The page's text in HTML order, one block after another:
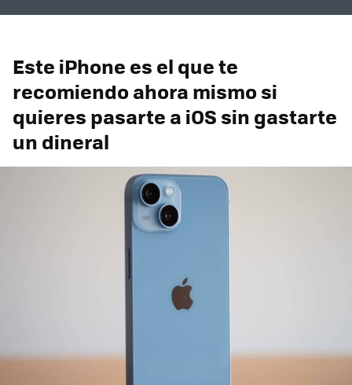
Este iPhone es el que te
recomiendo ahora mismo si
quieres pasarte a iOS sin gastarte
un dineral